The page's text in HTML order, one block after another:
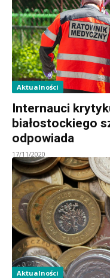
Aktualności
Internauci
białostockiego
odpowiada
17/11/2020
Aktualności